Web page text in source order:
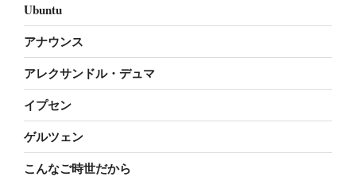
Ubuntu
アナウンス
アレクサンドル・デュマ
イプセン
ゲルツェン
こんなご時世だから